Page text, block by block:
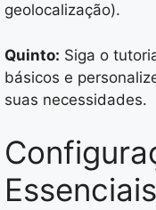
geolocalização).
Quinto: Siga o
básicos e
suas necessidades.
Essenciais